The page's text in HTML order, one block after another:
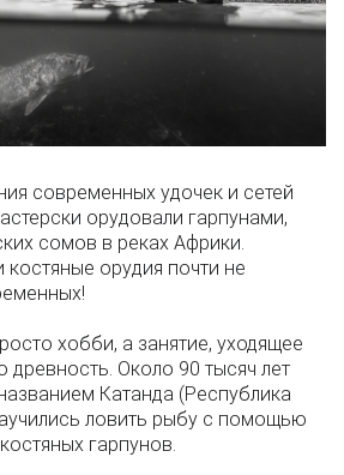
современных удочек и сетей
орудовали гарпунами,
сомов в реках Африки.
костяные орудия почти не
хобби, а занятие, уходящее
древность. Около 90 тысяч лет
Катанда (Республика
ловить рыбу с помощью
гарпунов.